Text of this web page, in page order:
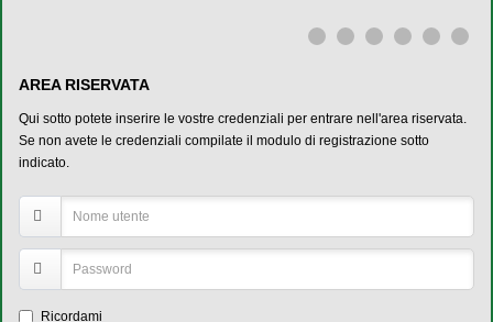
AREA RISERVATA
Qui sotto potete inserire le vostre credenziali per entrare nell'area riservata.
Se non avete le credenziali compilate il modulo di registrazione sotto
indicato.
Ricordami